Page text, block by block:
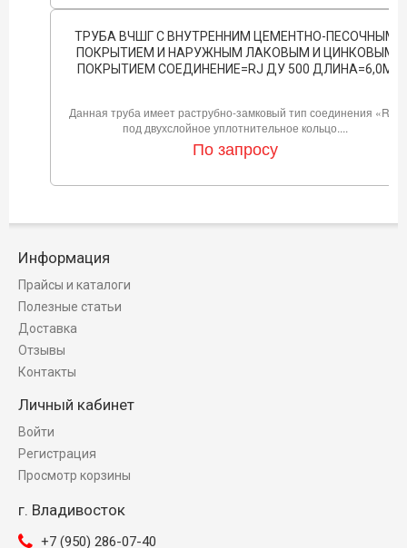
ТРУБА ВЧШГ С ВНУТРЕННИМ ЦЕМЕНТНО-ПЕСОЧНЫМ
ПОКРЫТИЕМ И НАРУЖНЫМ ЛАКОВЫМ И ЦИНКОВЫМ
ПОКРЫТИЕМ СОЕДИНЕНИЕ=RJ ДУ 500 ДЛИНА=6,0М
Данная труба имеет раструбно-замковый тип соединения «RJ»
под двухслойное уплотнительное кольцо....
По запросу
Информация
Прайсы и каталоги
Полезные статьи
Доставка
Отзывы
Контакты
Личный кабинет
Войти
Регистрация
Просмотр корзины
г. Владивосток
+7 (950) 286-07-40